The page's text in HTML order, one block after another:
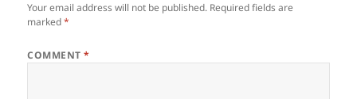
Your email address will not be published. Required fields are
marked*
COMMENT*